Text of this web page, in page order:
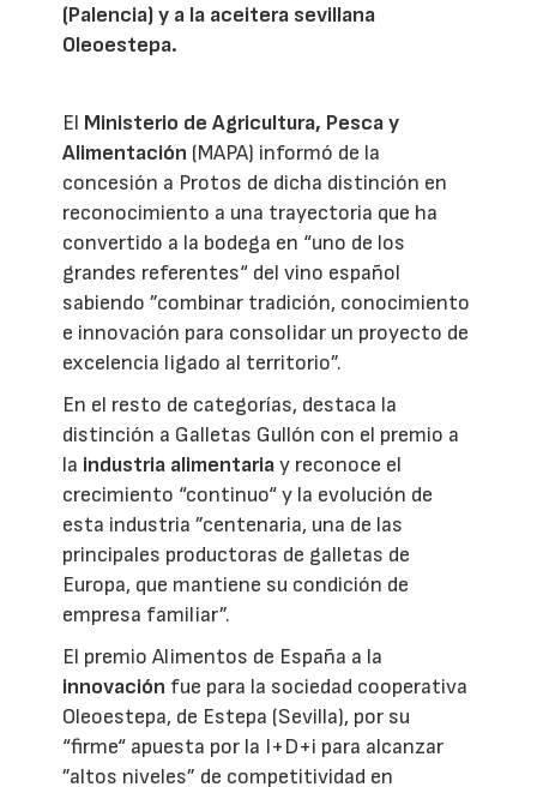
(Palencia) y a la aceitera sevillana
Oleoestepa.
El Ministerio de Agricultura, Pesca y
Alimentación (MAPA) informó de la
concesión a Protos de dicha distinción en
reconocimiento a una trayectoria que ha
convertido a la bodega en “uno de los
grandes referentes“ del vino español
sabiendo ”combinar tradición, conocimiento
e innovación para consolidar un proyecto de
excelencia ligado al territorio”.
En el resto de categorías, destaca la
distinción a Galletas Gullón con el premio a
la industria alimentariay reconoce el
crecimiento “continuo“ y la evolución de
esta industria ”centenaria, una de las
principales productoras de galletas de
Europa, que mantiene su condición de
empresa familiar”.
El premio Alimentos de España a la
innovación fue para la sociedad cooperativa
Oleoestepa, de Estepa (Sevilla), por su
“firme“ apuesta por la I+D+i para alcanzar
”altos niveles” de competitividad en